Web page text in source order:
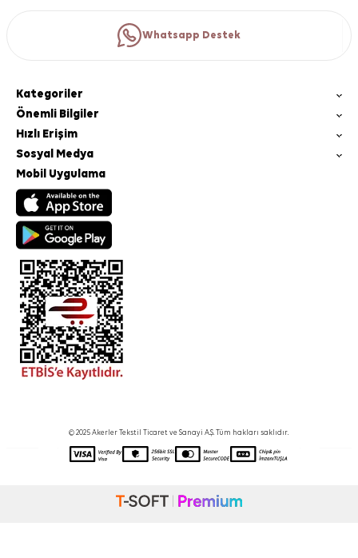
Whatsapp Destek
Kategoriler
Önemli Bilgiler
Hızlı Erişim
Sosyal Medya
Mobil Uygulama
© 2025 Akerler Tekstil Ticaret ve Sanayi A.Ş. Tüm hakları saklıdır.